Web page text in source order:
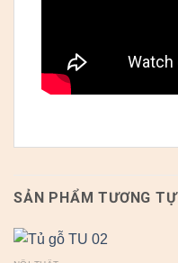
SẢN PHẨM TƯƠNG TỰ